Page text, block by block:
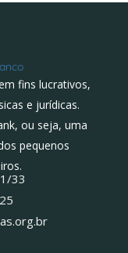
fins lucrativos,
e jurídicas.
ou seja, uma
pequenos
33